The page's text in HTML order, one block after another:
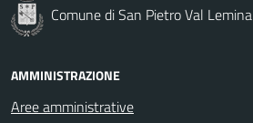
Comune di San Pietro Val Lemina
AMMINISTRAZIONE
Aree amministrative